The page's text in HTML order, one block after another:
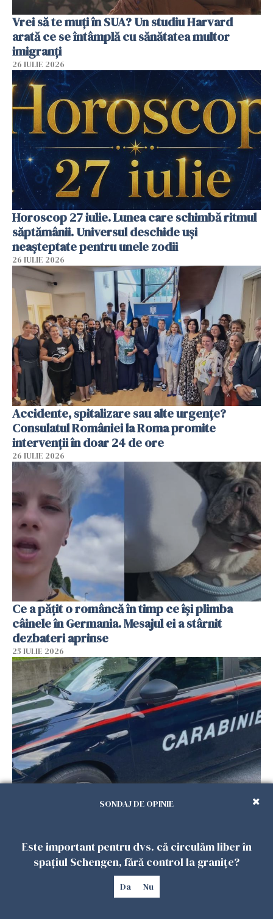
Vrei să te muți în SUA? Un studiu Harvard
arată ce se întâmplă cu sănătatea multor
imigranți
26 IULIE 2026
Horoscop 27 iulie. Lunea care schimbă ritmul
săptămânii. Universul deschide uși
neașteptate pentru unele zodii
26 IULIE 2026
Accidente, spitalizare sau alte urgențe?
Consulatul României la Roma promite
intervenții în doar 24 de ore
26 IULIE 2026
Ce a pățit o româncă în timp ce își plimba
câinele în Germania. Mesajul ei a stârnit
dezbateri aprinse
25 IULIE 2026
Româncă din Italia, acuzată că și-a lăsat copiii
25 IULIE 2026
SONDAJ DE OPINIE
Este important pentru dvs. că circulăm liber în
spațiul Schengen, fără control la granițe?
Da Nu